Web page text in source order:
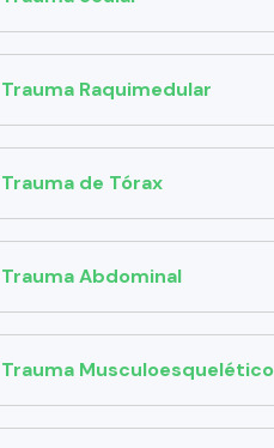
Trauma Raquimedular
Trauma de Tórax
Trauma Abdominal
Trauma Musculoesquelético